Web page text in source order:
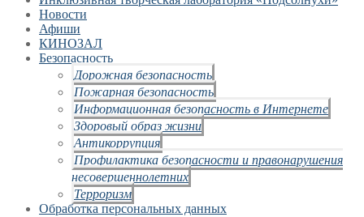
Новости
Афиши
КИНОЗАЛ
Безопасность
Дорожная безопасность
Пожарная безопасность
Информационная безопасность в Интернете
Здоровый образ жизни
Антикоррупция
Профилактика безопасности и правонарушения
несовершеннолетних
Терроризм
Обработка персональных данных